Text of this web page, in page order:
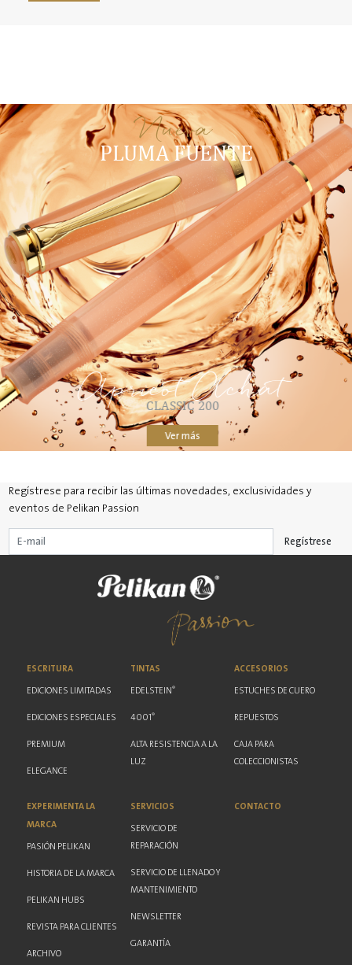
Nueva
PLUMA FUENTE
Apricot Achat
CLASSIC 200
Ver más
Regístrese para recibir las últimas novedades, exclusividades y
eventos de Pelikan Passion
Regístrese
ESCRITURA
EDICIONES LIMITADAS
EDICIONES ESPECIALES
PREMIUM
ELEGANCE
TINTAS
EDELSTEIN ®
4001 ®
ALTA RESISTENCIA A LA
LUZ
ACCESORIOS
ESTUCHES DE CUERO
REPUESTOS
CAJA PARA
COLECCIONISTAS
EXPERIMENTA LA
MARCA
PASIÓN PELIKAN
HISTORIA DE LA MARCA
PELIKAN HUBS
REVISTA PARA CLIENTES
ARCHIVO
SERVICIOS
SERVICIO DE
REPARACIÓN
SERVICIO DE LLENADO Y
MANTENIMIENTO
NEWSLETTER
GARANTÍA
CONTACTO